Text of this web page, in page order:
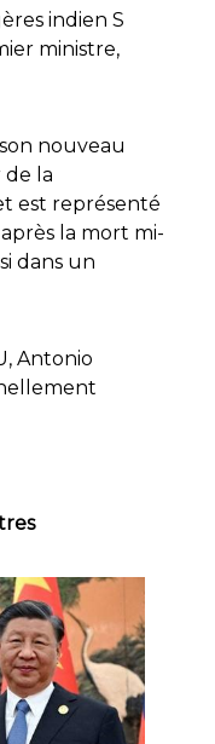
indien S
ministre,
nouveau
la
est représenté
la mort mi-
dans un
Antonio